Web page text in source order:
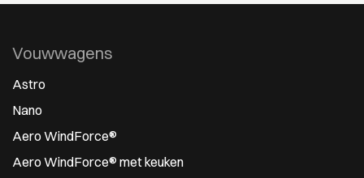
Vouwwagens
Astro
Nano
Aero WindForce®
Aero WindForce® met keuken